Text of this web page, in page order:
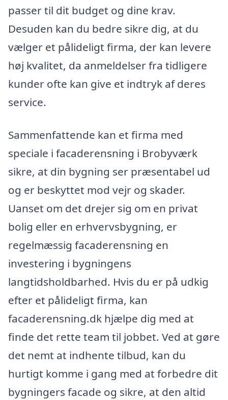
passer til dit budget og dine krav.
Desuden kan du bedre sikre dig, at du
vælger et pålideligt firma, der kan levere
høj kvalitet, da anmeldelser fra tidligere
kunder ofte kan give et indtryk af deres
service.
Sammenfattende kan et firma med
speciale i facaderensning i Brobyværk
sikre, at din bygning ser præsentabel ud
og er beskyttet mod vejr og skader.
Uanset om det drejer sig om en privat
bolig eller en erhvervsbygning, er
regelmæssig facaderensning en
investering i bygningens
langtidsholdbarhed. Hvis du er på udkig
efter et pålideligt firma, kan
facaderensning.dk hjælpe dig med at
finde det rette team til jobbet. Ved at gøre
det nemt at indhente tilbud, kan du
hurtigt komme i gang med at forbedre dit
bygningers facade og sikre, at den altid